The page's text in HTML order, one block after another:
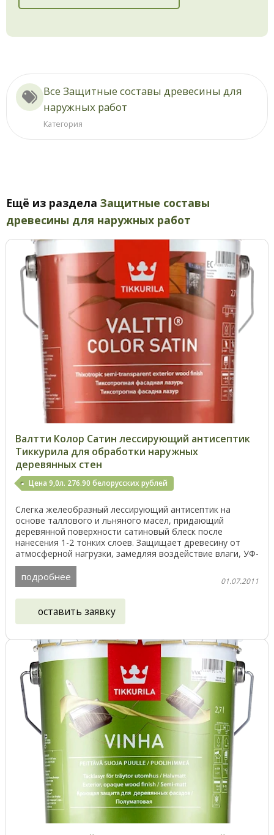
Все Защитные составы древесины для
наружных работ
Категория
Ещё из раздела Защитные составы
древесины для наружных работ
Валтти Колор Сатин лессирующий антисептик
Тиккурила для обработки наружных
деревянных стен
Цена 9,0л. 276.90 белорусских рублей
Слегка желеобразный лессирующий антисептик на
основе таллового и льняного масел, придающий
деревянной поверхности сатиновый блеск после
нанесения 1-2 тонких слоев. Защищает древесину от
атмосферной нагрузки, замедляя воздействие влаги, УФ-
излучения ...
подробнее 01.07.2011
оставить заявку